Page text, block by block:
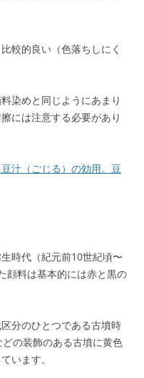
較的良い（色落ちしにく
染めと同じようにあまり
には注意する必要があり
汁（ごじる）の効用。豆
時代（紀元前10世紀頃〜
顔料は基本的には赤と黒の
分のひとつである古墳時
の装飾のある古墳に黄色
います。